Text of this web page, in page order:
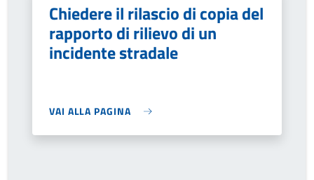
Chiedere il rilascio di copia del
rapporto di rilievo di un
incidente stradale
VAI ALLA PAGINA